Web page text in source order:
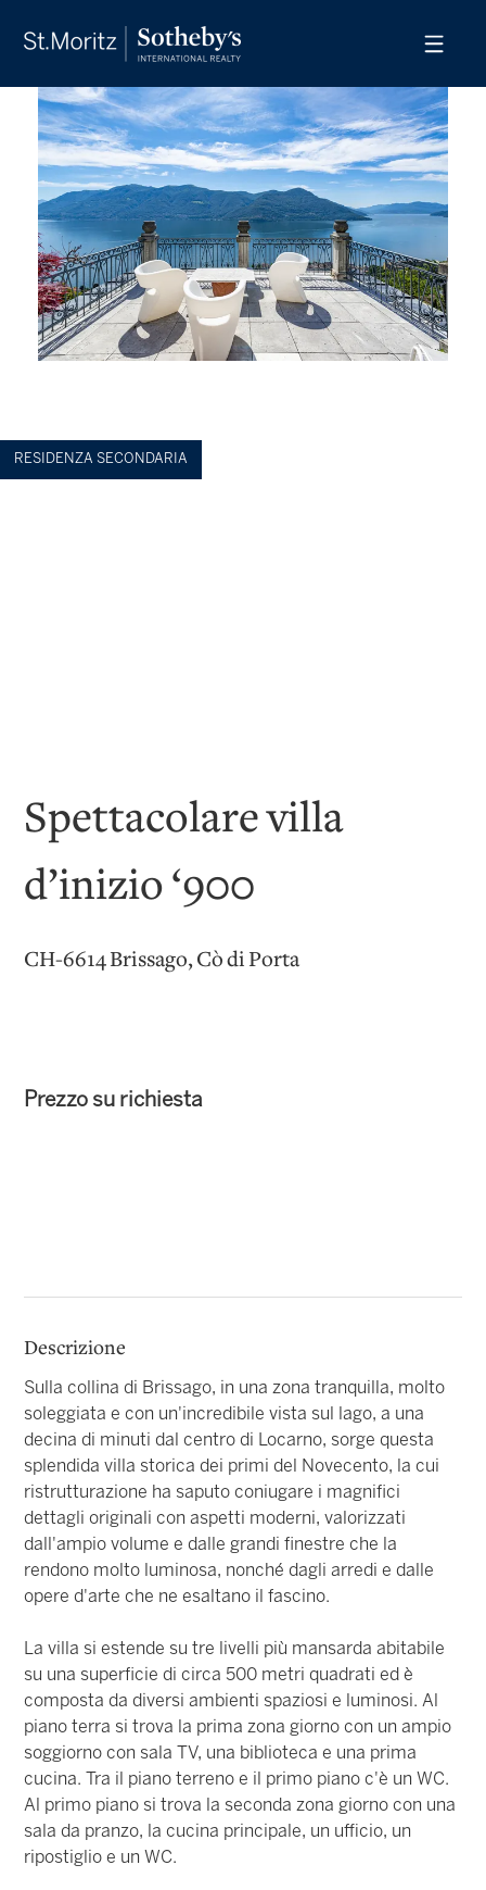
RESIDENZA SECONDARIA
Spettacolare villa
d’inizio ‘900
CH-6614 Brissago, Cò di Porta
Prezzo su richiesta
Descrizione
Sulla collina di Brissago, in una zona tranquilla, molto
soleggiata e con un'incredibile vista sul lago, a una
decina di minuti dal centro di Locarno, sorge questa
splendida villa storica dei primi del Novecento, la cui
ristrutturazione ha saputo coniugare i magnifici
dettagli originali con aspetti moderni, valorizzati
dall'ampio volume e dalle grandi finestre che la
rendono molto luminosa, nonché dagli arredi e dalle
opere d'arte che ne esaltano il fascino.
La villa si estende su tre livelli più mansarda abitabile
su una superficie di circa 500 metri quadrati ed è
composta da diversi ambienti spaziosi e luminosi. Al
piano terra si trova la prima zona giorno con un ampio
soggiorno con sala TV, una biblioteca e una prima
cucina. Tra il piano terreno e il primo piano c'è un WC.
Al primo piano si trova la seconda zona giorno con una
sala da pranzo, la cucina principale, un ufficio, un
ripostiglio e un WC.